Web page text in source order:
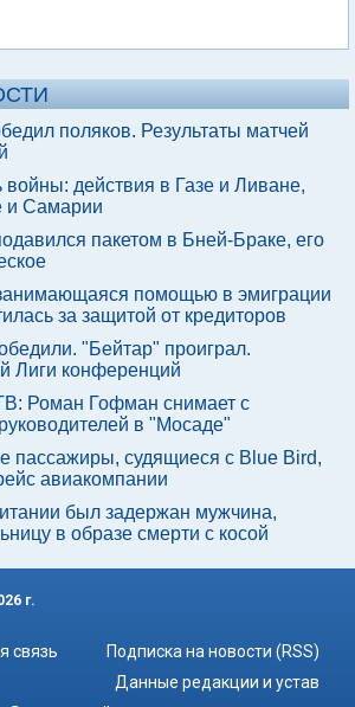
поляков. Результаты матчей
войны: действия в Газе и Ливане,
и Самарии
пакетом в Бней-Браке, его
помощью в эмиграции
за защитой от кредиторов
"Бейтар" проиграл.
Лиги конференций
Роман Гофман снимает с
в "Мосаде"
пассажиры, судящиеся с Blue Bird,
авиакомпании
был задержан мужчина,
в образе смерти с косой
г.
связь
Подписка на новости (RSS)
Данные редакции и устав